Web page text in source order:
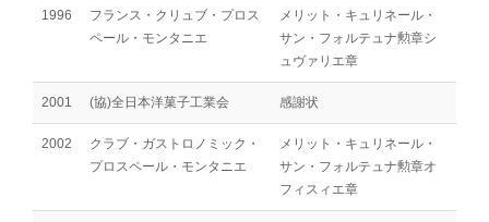
1996
フランス・クリュブ・プロス
ペール・モンタニエ
メリット・キュリネール・
サン・フォルテュナ勲章シ
ュヴァリエ章
2001 (協)全日本洋菓子工業会 感謝状
2002
クラブ・ガストロノミック・
プロスペール・モンタニエ
メリット・キュリネール・
サン・フォルテュナ勲章オ
フィスィエ章